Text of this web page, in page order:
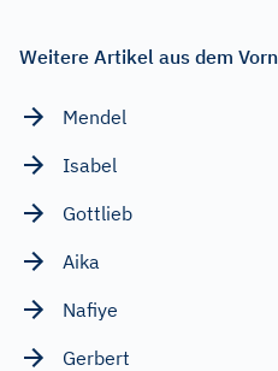
Weitere Artikel aus dem
Mendel
Isabel
Gottlieb
Aika
Nafiye
Gerbert